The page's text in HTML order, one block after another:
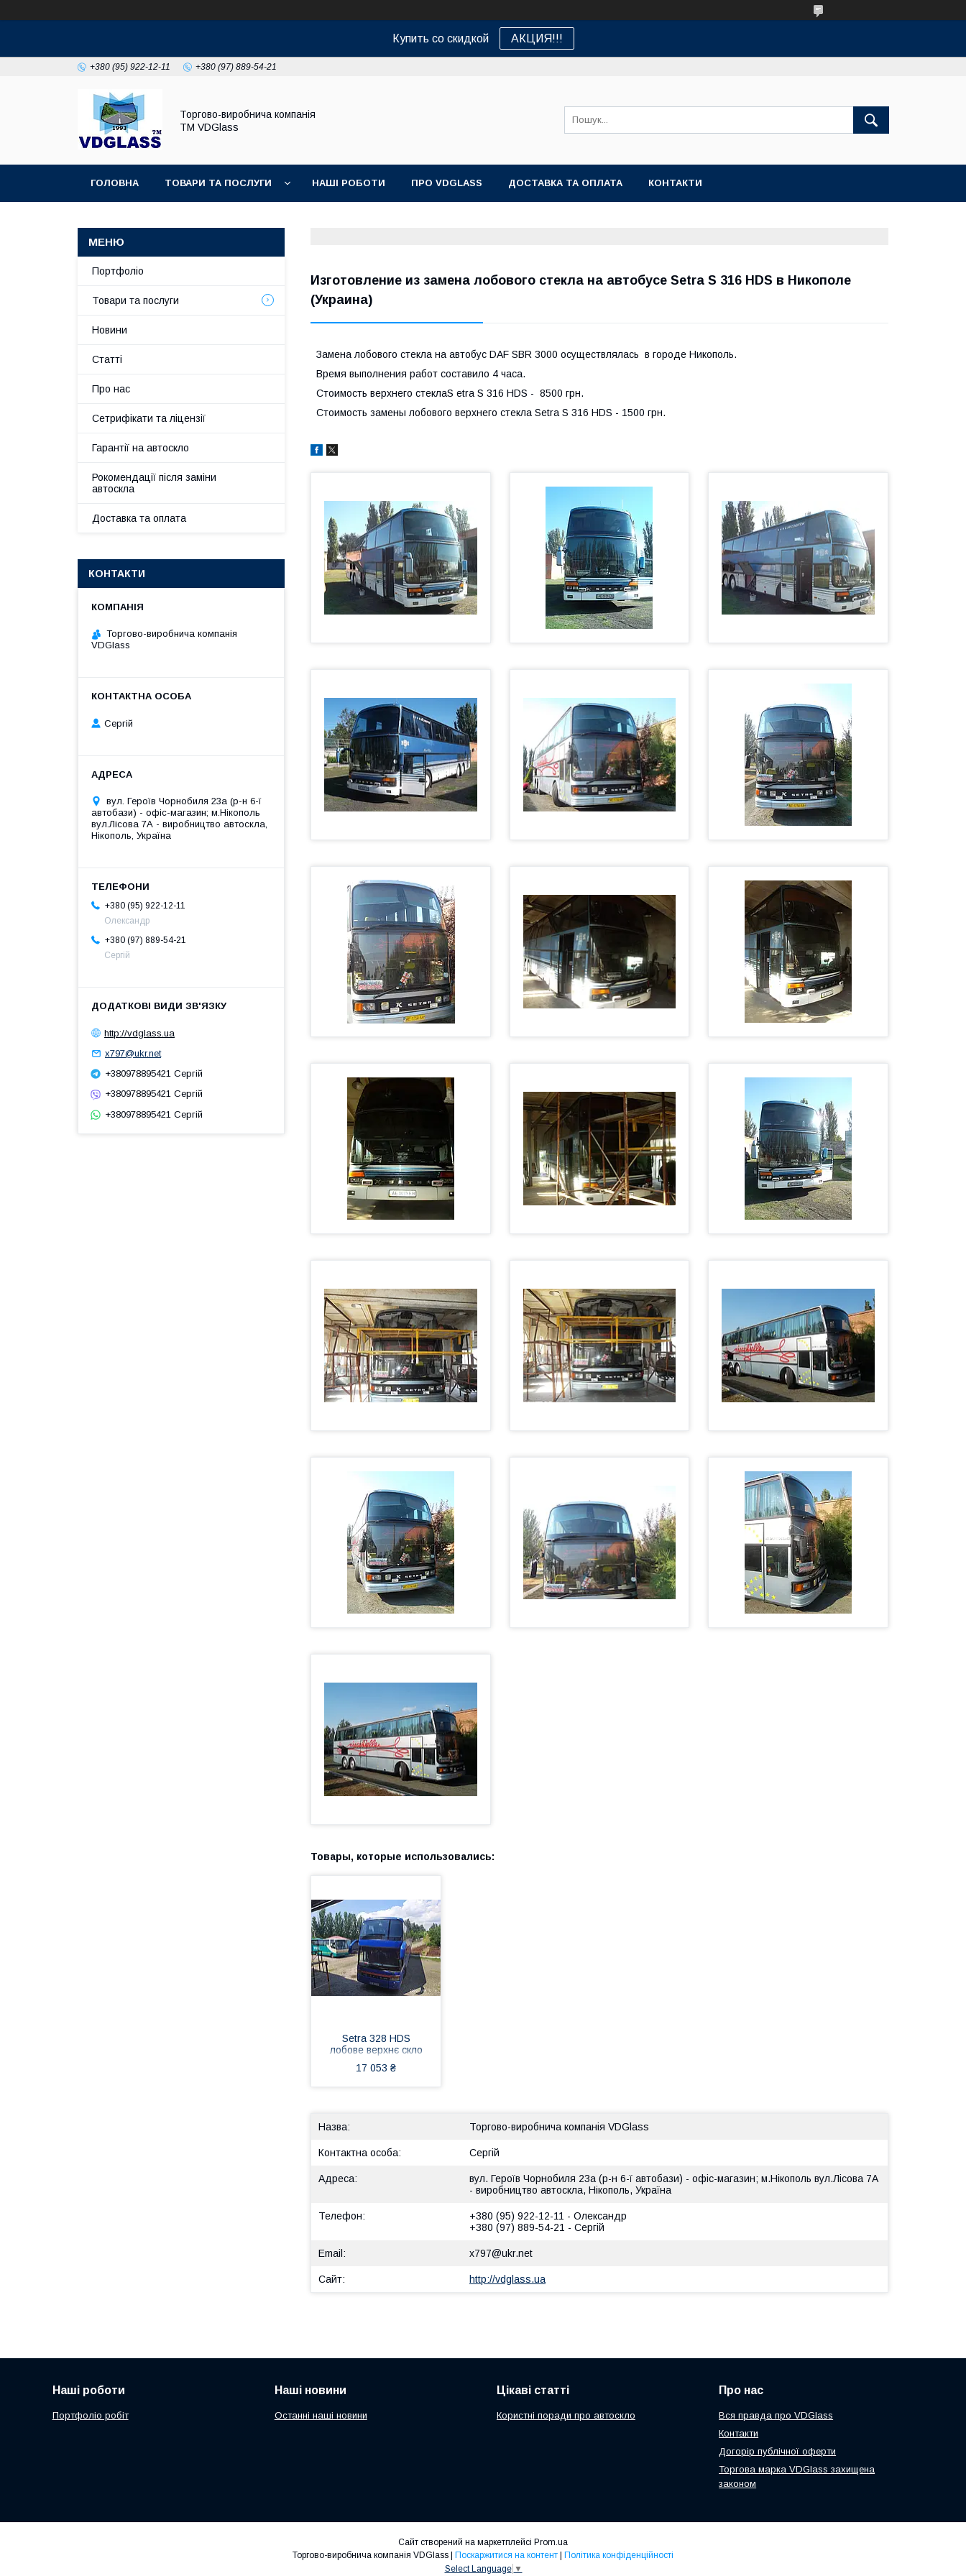
Купить со скидкой АКЦИЯ!!!
+380 (95) 922-12-11 +380 (97) 889-54-21
Торгово-виробнича компанія
ТМ VDGlass
ГОЛОВНА ТОВАРИ ТА ПОСЛУГИ НАШІ РОБОТИ ПРО VDGLASS ДОСТАВКА ТА ОПЛАТА КОНТАКТИ
Изготовление из замена лобового стекла на автобусе Setra S 316 HDS в Никополе
(Украина)
Замена лобового стекла на автобус DAF SBR 3000 осуществлялась в городе Никополь.
Время выполнения работ составило 4 часа.
Стоимость верхнего стеклаS etra S 316 HDS - 8500 грн.
Стоимость замены лобового верхнего стекла Setra S 316 HDS - 1500 грн.
Setra 328 HDS
лобове верхнє скло
17 053 ₴
Торгово-виробнича компанія VDGlass
Сергій
вул. Героїв Чорнобиля 23а (р-н 6-ї автобази) - офіс-магазин; м.Нікополь вул.Лісова 7А
- виробництво автоскла, Нікополь, Україна
+380 (95) 922-12-11
Олександр
+380 (97) 889-54-21
Сергій
x797@ukr.net
http://vdglass.ua
Портфоліо
Товари та послуги
Новини
Статті
Про нас
Сетрифікати та ліцензії
Гарантії на автоскло
Рокомендації після заміни
автоскла
Доставка та оплата
КОНТАКТИ
Торгово-виробнича компанія
VDGlass
Сергій
вул. Героїв Чорнобиля 23а (р-н 6-ї
автобази) - офіс-магазин; м.Нікополь
вул.Лісова 7А - виробництво автоскла,
Нікополь, Україна
+380 (95) 922-12-11
Олександр
+380 (97) 889-54-21
Сергій
http://vdglass.ua
x797@ukr.net
+380978895421 Сергій
+380978895421 Сергій
+380978895421 Сергій
Наші роботи
Портфоліо робіт
Наші новини
Останні наші новини
Цікаві статті
Користні поради про автоскло
Про нас
Вся правда про VDGlass
Контакти
Догорір публічної оферти
Торгова марка VDGlass захищена
законом
Сайт створений на маркетплейсі Prom.ua
Поскаржитися на контент
Політика конфіденційності
Select Language ▼